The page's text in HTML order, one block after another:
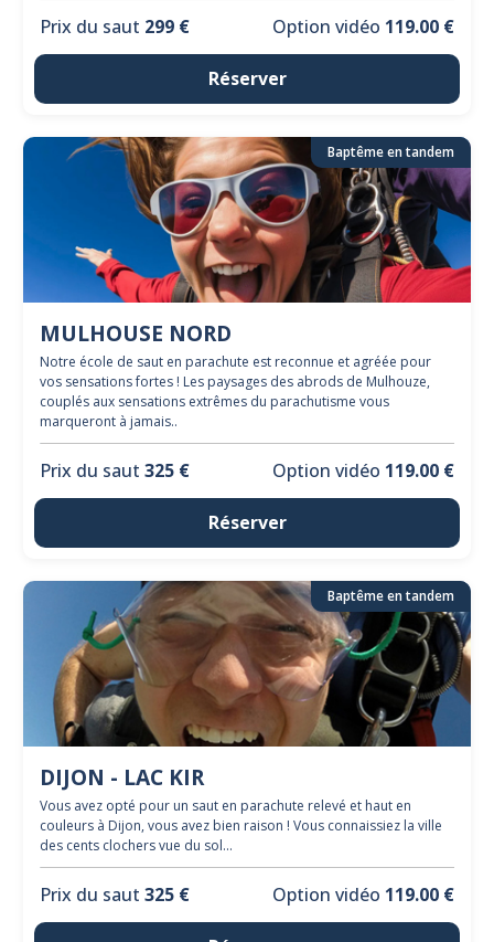
Prix du saut 299 € Option vidéo 119.00 €
Réserver
Baptême en tandem
MULHOUSE NORD
Notre école de saut en parachute est reconnue et agréée pour
vos sensations fortes ! Les paysages des abrods de Mulhouze,
couplés aux sensations extrêmes du parachutisme vous
marqueront à jamais..
Prix du saut 325 € Option vidéo 119.00 €
Réserver
Baptême en tandem
DIJON - LAC KIR
Vous avez opté pour un saut en parachute relevé et haut en
couleurs à Dijon, vous avez bien raison ! Vous connaissiez la ville
des cents clochers vue du sol...
Prix du saut 325 € Option vidéo 119.00 €